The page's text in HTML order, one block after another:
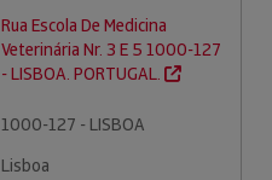
Rua Escola De Medicina
Veterinária Nr. 3 E 5 1000-127
- LISBOA. PORTUGAL.
1000-127 - LISBOA
Lisboa